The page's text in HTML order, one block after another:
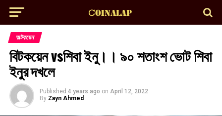
অল্টকয়েন
বিটকয়েন vsশিবা ইনু।। ৯০ শতাংশ ভোট শিবা
ইনুর দখলে
Published 4 years ago on April 12, 2022
By Zayn Ahmed